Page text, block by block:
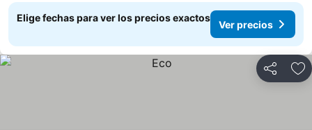
Elige fechas para ver los precios exactos
Ver precios
Compartir